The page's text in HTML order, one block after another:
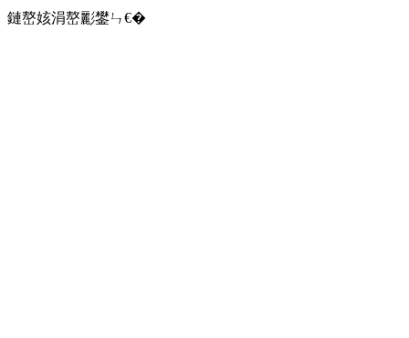
鏈嶅姟涓嶅彲鐢ㄣ€�